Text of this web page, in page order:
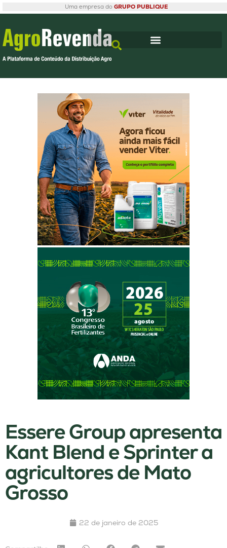
Uma empresa do GRUPO PUBLIQUE
Essere Group apresenta
Kant Blend e Sprinter a
agricultores de Mato
Grosso
22 de janeiro de 2025